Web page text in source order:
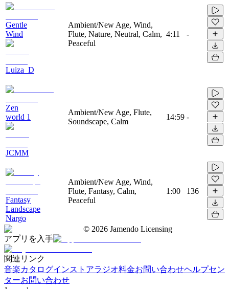
Gentle
Wind
Luiza_D
Ambient/New Age, Wind,
Flute, Nature, Neutral, Calm,
Peaceful
4:11 -
Zen
world 1
JCMM
Ambient/New Age, Flute,
Soundscape, Calm
14:59 -
Fantasy
Landscape
Nargo
Ambient/New Age, Wind,
Flute, Fantasy, Calm,
Peaceful
1:00 136
© 2026 Jamendo Licensing
アプリを入手
関連リンク
音楽カタログインストアラジオ料金お問い合わせヘルプセン
ターお問い合わせ